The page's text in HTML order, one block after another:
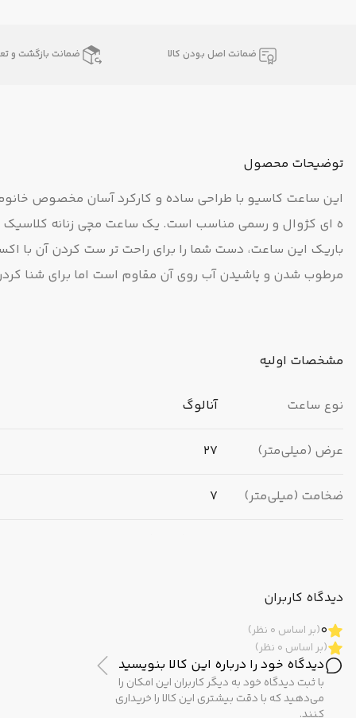
ضمانت اصل بودن کالا ضمانت بازگشت و
توضیحات محصول
این ساعت کاسیو با طراحی ساده و کارکرد آسان مخصوص
ه ای کژوال و رسمی مناسب است. یک ساعت مچی زنانه کلاسیک
باریک این ساعت، دست شما را برای راحت تر ست کردن آن با
مرطوب شدن و پاشیدن آب روی آن مقاوم است اما برای شنا
مشخصات اولیه
نوع ساعت آنالوگ
عرض (میلی‌متر) 27
ضخامت (میلی‌متر) 7
مبدا برند
مشخصات ظاهری
رنگ بدنه طلایی
دیدگاه کاربران
0(بر اساس 0 نظر)
(بر اساس 0 نظر)
دیدگاه خود را درباره این کالا بنویسید
با ثبت دیدگاه خود به دیگر کاربران این امکان را
می‌دهید که با دقت بیشتری این کالا را خریداری